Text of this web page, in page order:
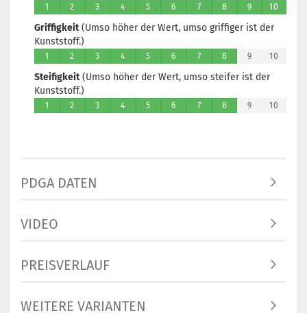
1 2 3 4 5 6 7 8 9 10
Griffigkeit(Umso höher der Wert, umso griffiger ist der
Kunststoff.)
1 2 3 4 5 6 7 8 9 10
Steifigkeit(Umso höher der Wert, umso steifer ist der
Kunststoff.)
1 2 3 4 5 6 7 8 9 10
PDGA DATEN
VIDEO
PREISVERLAUF
WEITERE VARIANTEN